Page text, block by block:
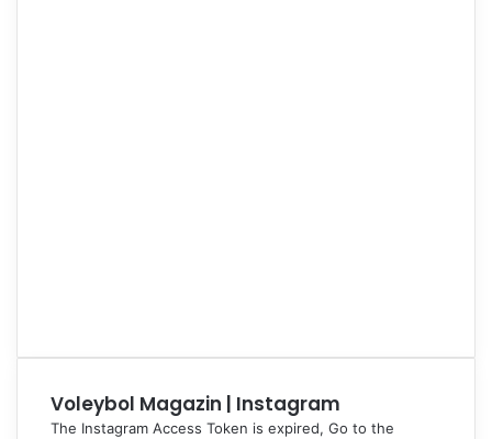
Voleybol Magazin | Instagram
The Instagram Access Token is expired, Go to the